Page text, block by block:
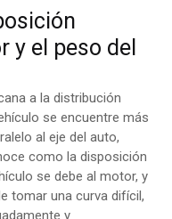
y el peso del
a la distribución
se encuentre más
al eje del auto,
como la disposición
se debe al motor, y
tomar una curva difícil,
y